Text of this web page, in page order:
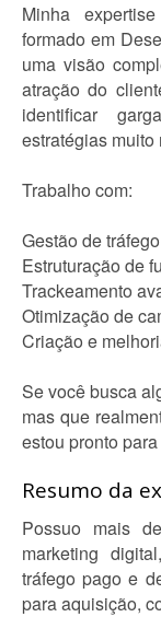
Minha
formado em
uma visão
atração do
identificar
estratégias
Trabalho com:
Gestão de
Estruturação de
Trackeamento
Otimização de
Criação e
Se você busca
mas que
estou pronto
Resumo da
Possuo mais
marketing
tráfego pago e
para aquisição,